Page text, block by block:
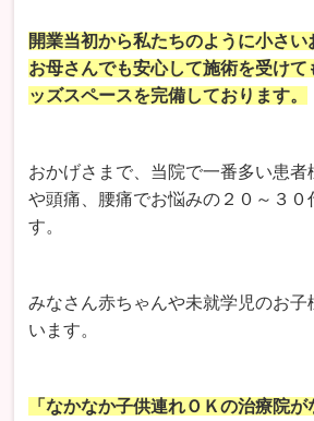
開業当初から私たちのように小さ
お母さんでも安心して施術を受けて
ッズスペースを完備しております。
おかげさまで、当院で一番多い患者
や頭痛、腰痛でお悩みの２０～３０
す。
みなさん赤ちゃんや未就学児のお子
います。
「なかなか子供連れＯＫの治療院